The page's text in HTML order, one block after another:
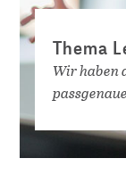
Thema
Wir haben